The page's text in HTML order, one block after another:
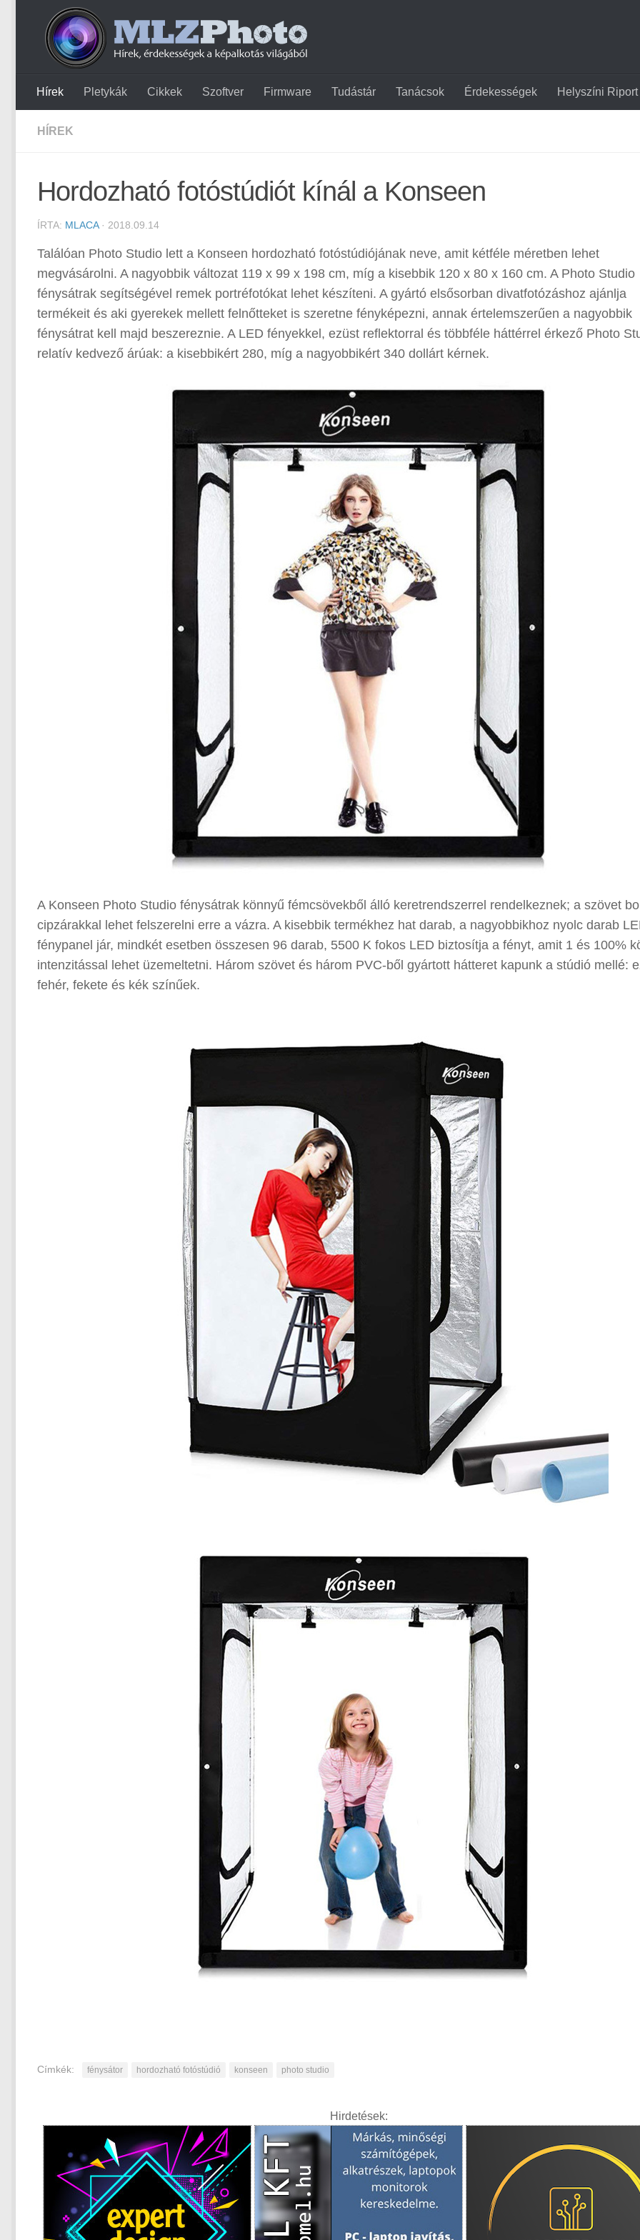
Hírek Pletykák Cikkek Szoftver Firmware Tudástár Tanácsok Érdekességek Helyszíni Riport
HÍREK
Hordozható fotóstúdiót kínál a Konseen
ÍRTA: MLACA· 2018.09.14
Találóan Photo Studio lett a Konseen hordozható fotóstúdiójának neve, amit kétféle méretben lehet
megvásárolni. A nagyobbik változat 119 x 99 x 198 cm, míg a kisebbik 120 x 80 x 160 cm. A Photo Studio
fénysátrak segítségével remek portréfotókat lehet készíteni. A gyártó elsősorban divatfotózáshoz ajánlja
termékeit és aki gyerekek mellett felnőtteket is szeretne fényképezni, annak értelemszerűen a nagyobbik
fénysátrat kell majd beszereznie. A LED fényekkel, ezüst reflektorral és többféle háttérrel érkező Photo
relatív kedvező árúak: a kisebbikért 280, míg a nagyobbikért 340 dollárt kérnek.
A Konseen Photo Studio fénysátrak könnyű fémcsövekből álló keretrendszerrel rendelkeznek; a szövet
cipzárakkal lehet felszerelni erre a vázra. A kisebbik termékhez hat darab, a nagyobbikhoz nyolc darab
fénypanel jár, mindkét esetben összesen 96 darab, 5500 K fokos LED biztosítja a fényt, amit 1 és 100%
intenzitással lehet üzemeltetni. Három szövet és három PVC-ből gyártott hátteret kapunk a stúdió mellé:
fehér, fekete és kék színűek.
Címkék: fénysátor hordozható fotóstúdió konseen photo studio
Hirdetések: